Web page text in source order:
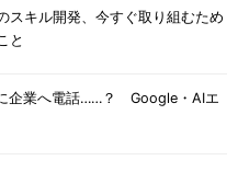
スキル開発、今すぐ取り組むため
と
企業へ電話……？ Google・AIエ